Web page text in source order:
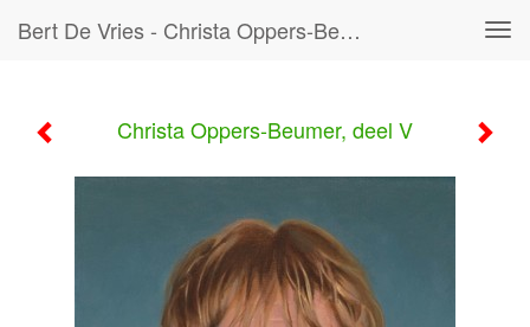
Bert De Vries - Christa Oppers-Beumer, Deel V
Christa Oppers-Beumer, deel V